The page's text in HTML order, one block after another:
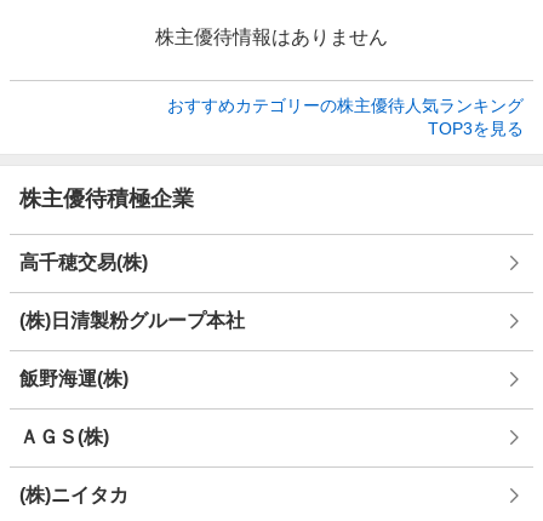
株主優待情報はありません
おすすめカテゴリーの株主優待人気ランキング
TOP3を見る
株主優待積極企業
高千穂交易(株)
(株)日清製粉グループ本社
飯野海運(株)
ＡＧＳ(株)
(株)ニイタカ